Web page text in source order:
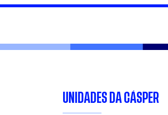
UNIDADES DA CÁSPER